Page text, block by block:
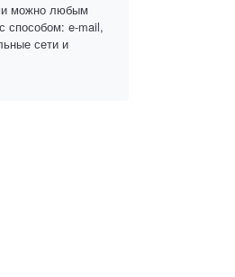
можно любым
способом: e-mail,
сети и